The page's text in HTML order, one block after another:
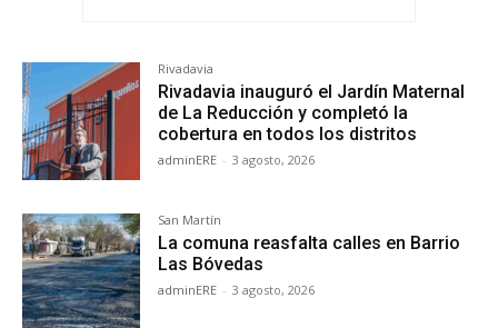
Rivadavia
Rivadavia inauguró el Jardín Maternal
de La Reducción y completó la
cobertura en todos los distritos
adminERE - 3 agosto, 2026
San Martín
La comuna reasfalta calles en Barrio
Las Bóvedas
adminERE - 3 agosto, 2026